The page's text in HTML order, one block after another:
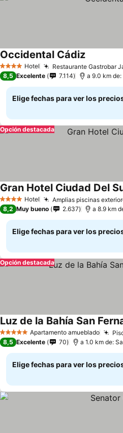
4 EstrellasHotel Restaurante Gastrobar
Occidental Cádiz
8,5 Excelente 7.114 a 9.0 km
Elige fechas para ver los
Opción destacada
4 EstrellasHotel Amplias piscinas
Gran Hotel Ciudad Del
8,2 Muy bueno 2.637 a 8.9 km
Elige fechas para ver los
Opción destacada
5 Estrellas Apartamento amueblado
Luz de la Bahía San
8,5 Excelente 70 a 1.0 km de:
Elige fechas para ver los